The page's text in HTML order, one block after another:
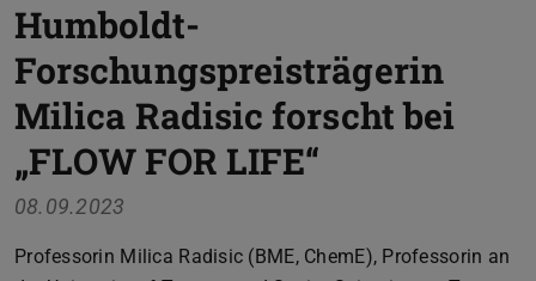
Humboldt-
Forschungspreisträgerin
Milica Radisic forscht bei
„FLOW FOR LIFE“
08.09.2023
Professorin Milica Radisic (BME, ChemE), Professorin an